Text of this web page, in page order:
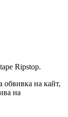
Ripstop.
обвивка на кайт,
на